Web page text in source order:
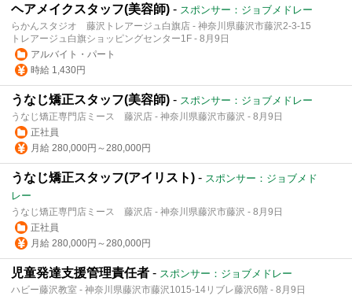
ヘアメイクスタッフ(美容師) - スポンサー：ジョブメドレー
らかんスタジオ 藤沢トレアージュ白旗店 - 神奈川県藤沢市藤沢2-3-15
トレアージュ白旗ショッピングセンター1F - 8月9日
アルバイト・パート
時給 1,430円
うなじ矯正スタッフ(美容師) - スポンサー：ジョブメドレー
うなじ矯正専門店ミース 藤沢店 - 神奈川県藤沢市藤沢 - 8月9日
正社員
月給 280,000円～280,000円
うなじ矯正スタッフ(アイリスト) - スポンサー：ジョブメド
レー
うなじ矯正専門店ミース 藤沢店 - 神奈川県藤沢市藤沢 - 8月9日
正社員
月給 280,000円～280,000円
児童発達支援管理責任者 - スポンサー：ジョブメドレー
ハビー藤沢教室 - 神奈川県藤沢市藤沢1015-14リブレ藤沢6階 - 8月9日